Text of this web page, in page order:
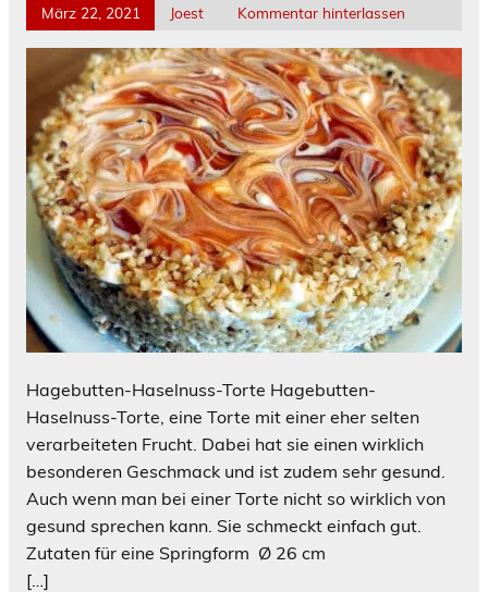
März 22, 2021 Joest Kommentar hinterlassen
Hagebutten-Haselnuss-Torte Hagebutten-
Haselnuss-Torte, eine Torte mit einer eher selten
verarbeiteten Frucht. Dabei hat sie einen wirklich
besonderen Geschmack und ist zudem sehr gesund.
Auch wenn man bei einer Torte nicht so wirklich von
gesund sprechen kann. Sie schmeckt einfach gut.
Zutaten für eine Springform Ø 26 cm
[…]